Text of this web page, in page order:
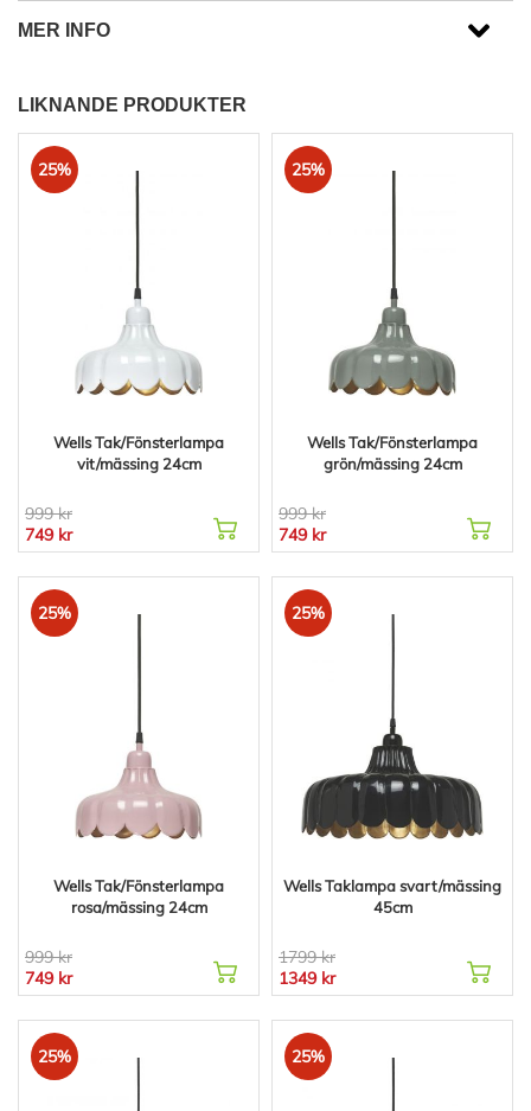
MER INFO
LIKNANDE PRODUKTER
25%
Wells Tak/Fönsterlampa
vit/mässing 24cm
999 kr
749 kr
25%
Wells Tak/Fönsterlampa
grön/mässing 24cm
999 kr
749 kr
25%
Wells Tak/Fönsterlampa
rosa/mässing 24cm
999 kr
749 kr
25%
Wells Taklampa svart/mässing
45cm
1799 kr
1349 kr
25% 25%